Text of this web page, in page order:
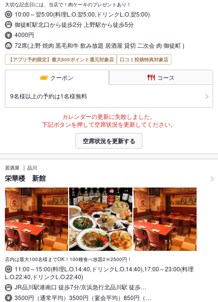
大切な記念日には、当店で！肉ケーキのプレゼントあり！
10:00～翌5:00(料理L.O.翌5:00,ドリンクL.O.翌5:00)
御徒町駅北口から徒歩2分 上野駅から徒歩5分
4000円
72席(上野 焼肉 黒毛和牛 飲み放題 居酒屋 貸切 二次会 肉 御徒町 )
【アプリ予約限定】最大800ポイント還元対象店 口コミ投稿特典対象店
クーポン コース
9名様以上の予約は1名様無料
カレンダーの更新に失敗しました。
下記ボタンを押して空席状況を更新してください。
空席状況を更新する
居酒屋 品川
栄華楼 新館
店内は最大100名様までOK！100種食べ放題2Ｈ2500円！
11:00～15:00(料理L.O.14:40,ドリンクL.O.14:40),17:00～23:00(料理
L.O.22:40,ドリンクL.O.22:40)
JR品川駅港南口 徒歩7分/京浜急行北品川駅 徒歩…
3500円（通常平均）3500円（宴会平均）850円（…